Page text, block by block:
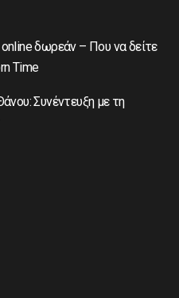
online δωρεάν – Που να δείτε
Time
Συνέντευξη με τη